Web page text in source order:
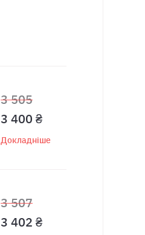
3 505
3 400 ₴
Докладніше
3 507
3 402 ₴